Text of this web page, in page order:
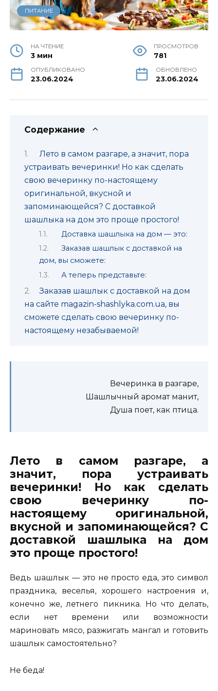
ПИТАНИЕ
НА ЧТЕНИЕ
3 мин
ПРОСМОТРОВ
781
ОПУБЛИКОВАНО
23.06.2024
ОБНОВЛЕНО
23.06.2024
Содержание
Лето в самом разгаре, а значит, пора
устраивать вечеринки! Но как сделать
свою вечеринку по-настоящему
оригинальной, вкусной и
запоминающейся? С доставкой
шашлыка на дом это проще простого!
Доставка шашлыка на дом — это:
Заказав шашлык с доставкой на
дом, вы сможете:
А теперь представьте:
Заказав шашлык с доставкой на дом
на сайте magazin-shashlyka.com.ua, вы
сможете сделать свою вечеринку по-
настоящему незабываемой!
Вечеринка в разгаре,
Шашлычный аромат манит,
Душа поет, как птица.
Лето в самом разгаре, а
значит, пора устраивать
вечеринки! Но как сделать
свою вечеринку по-
настоящему оригинальной,
вкусной и запоминающейся? С
доставкой шашлыка на дом
это проще простого!
Ведь шашлык — это не просто еда, это символ
праздника, веселья, хорошего настроения и,
конечно же, летнего пикника. Но что делать,
если нет времени или возможности
мариновать мясо, разжигать мангал и готовить
шашлык самостоятельно?
Не беда!